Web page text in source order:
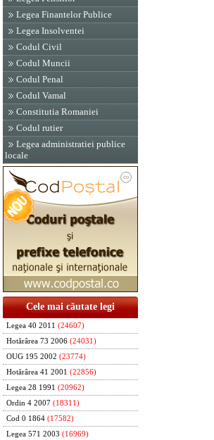
Legea Finantelor Publice
Legea Insolventei
Codul Civil
Codul Muncii
Codul Penal
Codul Vamal
Constitutia Romaniei
Codul rutier
Legea administratiei publice
locale
Cele mai căutate legi
Legea 40 2011 (24607)
Hotărârea 73 2006 (24031)
OUG 195 2002 (23774)
Hotărârea 41 2001 (22856)
Legea 28 1991 (20962)
Ordin 4 2007 (18311)
Cod 0 1864 (17582)
Legea 571 2003 (16969)